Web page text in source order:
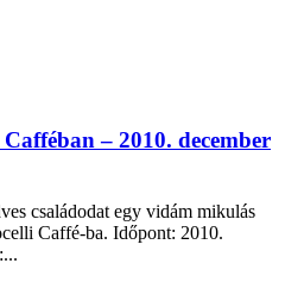
– 2010. december
családodat egy vidám mikulás
Caffé-ba. Időpont: 2010.